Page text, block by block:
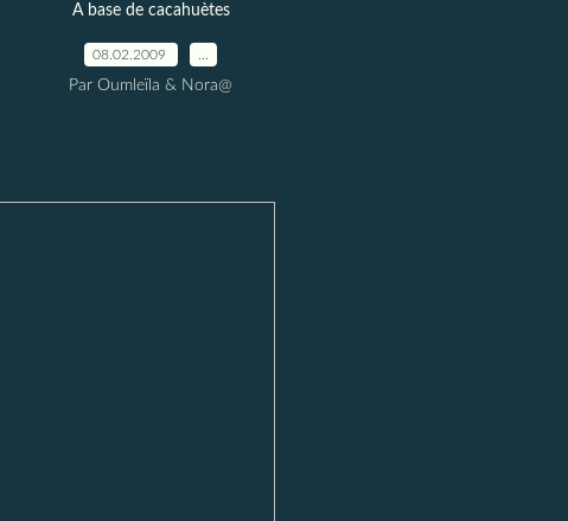
A base de cacahuètes
08.02.2009
Par Oumleïla & Nora@